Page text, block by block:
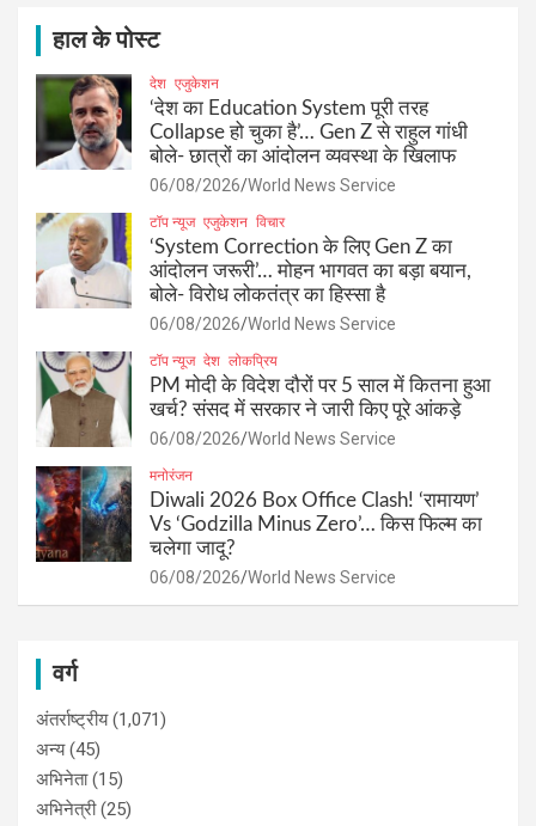
हाल के पोस्ट
देश एजुकेशन
‘देश का Education System पूरी तरह
Collapse हो चुका है’… Gen Z से राहुल गांधी
बोले- छात्रों का आंदोलन व्यवस्था के खिलाफ
06/08/2026 World News Service
टॉप न्यूज एजुकेशन विचार
‘System Correction के लिए Gen Z का
आंदोलन जरूरी’… मोहन भागवत का बड़ा बयान,
बोले- विरोध लोकतंत्र का हिस्सा है
06/08/2026 World News Service
टॉप न्यूज देश लोकप्रिय
PM मोदी के विदेश दौरों पर 5 साल में कितना हुआ
खर्च? संसद में सरकार ने जारी किए पूरे आंकड़े
06/08/2026 World News Service
मनोरंजन
Diwali 2026 Box Office Clash! ‘रामायण’
Vs ‘Godzilla Minus Zero’… किस फिल्म का
चलेगा जादू?
06/08/2026 World News Service
वर्ग
अंतर्राष्ट्रीय(1,071)
अन्य(45)
अभिनेता(15)
अभिनेत्री(25)